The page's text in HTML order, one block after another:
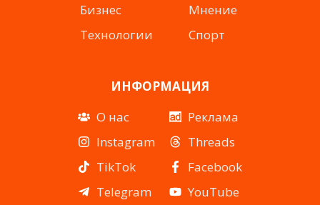
Бизнес
Технологии
Мнение
Спорт
ИНФОРМАЦИЯ
О нас
Instagram
TikTok
Telegram
Реклама
Threads
Facebook
YouTube